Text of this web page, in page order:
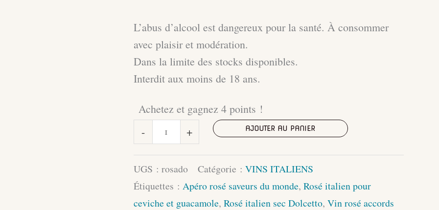
L’abus d’alcool est dangereux pour la santé. À consommer
avec plaisir et modération.
Dans la limite des stocks disponibles.
Interdit aux moins de 18 ans.
Achetez et gagnez 4 points !
-
quantité
de
Rosato
+ AJOUTER AU PANIER
UGS : rosado Catégorie : VINS ITALIENS
Étiquettes : Apéro rosé saveurs du monde, Rosé italien pour
ceviche et guacamole, Rosé italien sec Dolcetto, Vin rosé accords